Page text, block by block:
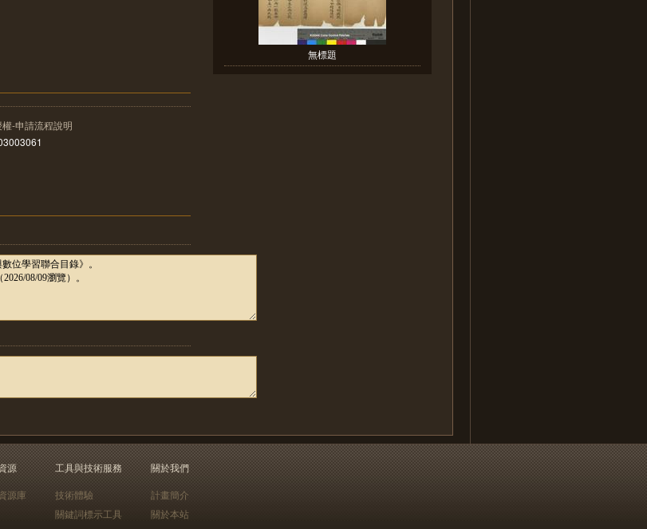
-申請流程說明
無標題
源
源庫
工具與技術服務
技術體驗
關鍵詞標示工具
關於我們
計畫簡介
關於本站